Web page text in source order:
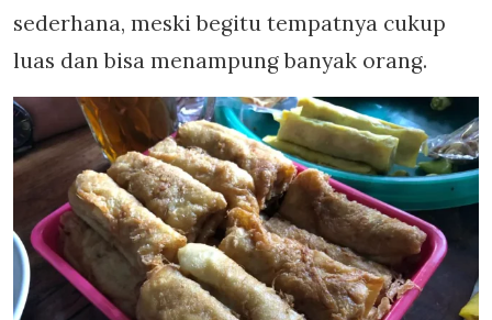
sederhana, meski begitu tempatnya cukup
luas dan bisa menampung banyak orang.